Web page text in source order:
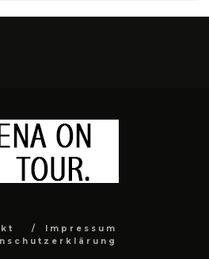
Impressum